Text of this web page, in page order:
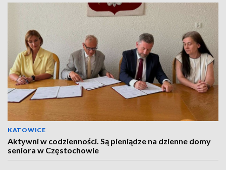
KATOWICE
Aktywni w codzienności. Są pieniądze na dzienne domy
seniora w Częstochowie